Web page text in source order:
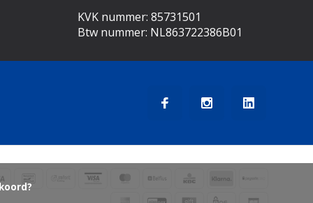
KVK nummer: 85731501
Btw nummer: NL863722386B01